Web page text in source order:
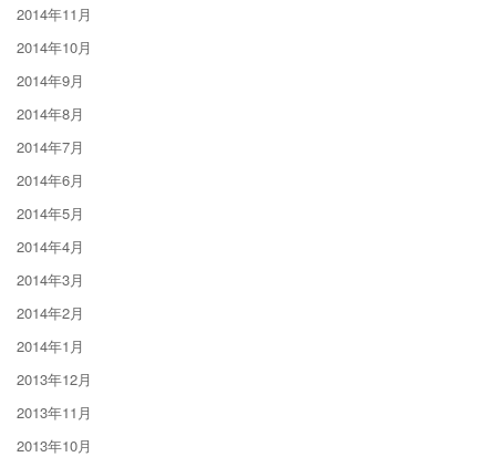
2014年11月
2014年10月
2014年9月
2014年8月
2014年7月
2014年6月
2014年5月
2014年4月
2014年3月
2014年2月
2014年1月
2013年12月
2013年11月
2013年10月